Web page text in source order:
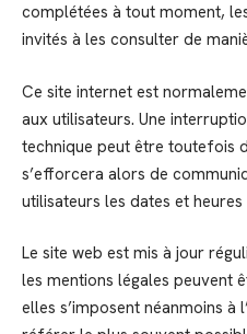
complétées à tout moment,
invités à les consulter de
Ce site internet est
aux utilisateurs. Une
technique peut être toutefois
s’efforcera alors de
utilisateurs les dates et heures
Le site web est mis à jour
les mentions légales peuvent
elles s’imposent néanmoins à